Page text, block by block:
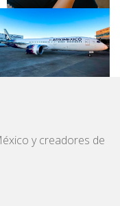
y creadores de